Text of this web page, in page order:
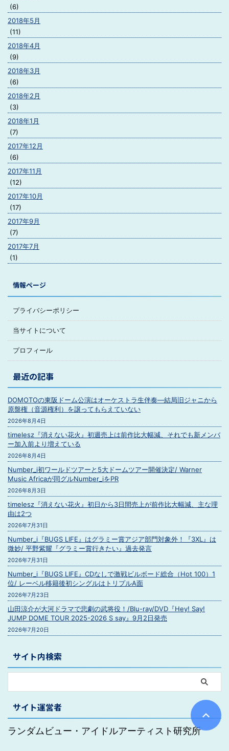
(6)
2018年5月
(11)
2018年4月
(9)
2018年3月
(6)
2018年2月
(3)
2018年1月
(7)
2017年12月
(6)
2017年11月
(12)
2017年10月
(17)
2017年9月
(7)
2017年7月
(1)
情報ページ
プライバシーポリシー
当サイトについて
プロフィール
最近の記事
DOMOTOの東阪ドーム公演はオーケストラ生伴奏―結局旧ジャニから
原盤権（音源権利）を譲ってもらえていない
2026年8月4日
timelesz『消えない花火』初週売上は前作比大幅減、それでも新メンバ
ー加入前より増えている
2026年8月4日
Number_i初ワールドツアーと5大ドームツアー開催決定/ Warner
Music Africaが同グルNumber_iをPR
2026年8月3日
timelesz『消えない花火』初日から3日間売上が前作比大幅減、主な理
由は2つ
2026年7月31日
Number_i『BUGS LIFE』はグラミー賞アジア部門対象外！『3XL』は
微妙/ 平野紫耀『グラミー賞行きたい』過去発言
2026年7月31日
Number_i『BUGS LIFE』CDなしで激戦ビルボード総合（Hot 100）1
位/ レーベル移籍後初シングルはトリプルA面
2026年7月23日
山田涼介が大河ドラマで悲劇の武将役！/Blu-ray/DVD『Hey! Say!
JUMP DOME TOUR 2025-2026 S say』9月2日発売
2026年7月20日
サイト内検索
サイト運営者
ランダムビュー・アイドルアーティスト研究所